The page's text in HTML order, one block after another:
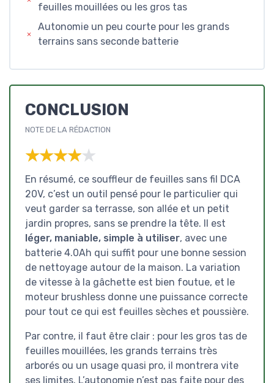
feuilles mouillées ou les gros tas
Autonomie un peu courte pour les grands
terrains sans seconde batterie
CONCLUSION
NOTE DE LA RÉDACTION
★★★★★
★★★★★
En résumé, ce souffleur de feuilles sans fil DCA
20V, c’est un outil pensé pour le particulier qui
veut garder sa terrasse, son allée et un petit
jardin propres, sans se prendre la tête. Il est
léger, maniable, simple à utiliser, avec une
batterie 4.0Ah qui suffit pour une bonne session
de nettoyage autour de la maison. La variation
de vitesse à la gâchette est bien foutue, et le
moteur brushless donne une puissance correcte
pour tout ce qui est feuilles sèches et poussière.
Par contre, il faut être clair : pour les gros tas de
feuilles mouillées, les grands terrains très
arborés ou un usage quasi pro, il montrera vite
ses limites. L’autonomie n’est pas faite pour des